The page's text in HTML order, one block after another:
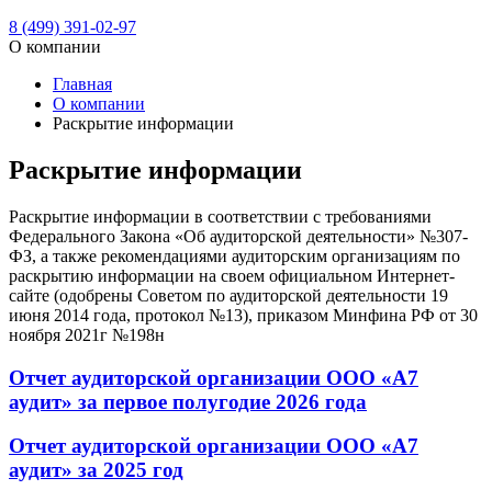
8 (499) 391-02-97
О компании
Главная
О компании
Раскрытие информации
Раскрытие информации
Раскрытие информации в соответствии с требованиями
Федерального Закона «Об аудиторской деятельности» №307-
ФЗ, а также рекомендациями аудиторским организациям по
раскрытию информации на своем официальном Интернет-
сайте (одобрены Советом по аудиторской деятельности 19
июня 2014 года, протокол №13), приказом Минфина РФ от 30
ноября 2021г №198н
Отчет аудиторской организации ООО «А7
аудит» за первое полугодие 2026 года
Отчет аудиторской организации ООО «А7
аудит» за 2025 год